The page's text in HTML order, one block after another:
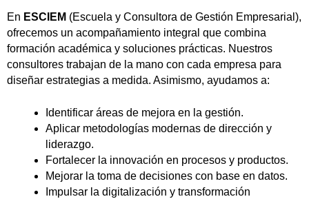
En ESCIEM (Escuela y Consultora de Gestión Empresarial),
ofrecemos un acompañamiento integral que combina
formación académica y soluciones prácticas. Nuestros
consultores trabajan de la mano con cada empresa para
diseñar estrategias a medida. Asimismo, ayudamos a:
Identificar áreas de mejora en la gestión.
Aplicar metodologías modernas de dirección y
liderazgo.
Fortalecer la innovación en procesos y productos.
Mejorar la toma de decisiones con base en datos.
Impulsar la digitalización y transformación